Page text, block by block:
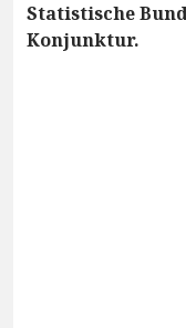
Statistische
Konjunktur.